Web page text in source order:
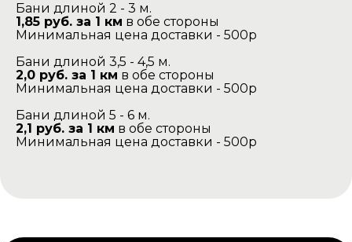
Бани длиной 2 - 3 м.
1,85 руб. за 1 км в обе стороны
Минимальная цена доставки - 500р
Бани длиной 3,5 - 4,5 м.
2,0 руб. за 1 км в обе стороны
Минимальная цена доставки - 500р
Бани длиной 5 - 6 м.
2,1 руб. за 1 км в обе стороны
Минимальная цена доставки - 500р